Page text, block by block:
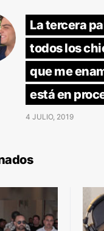
La tercera
todos los
que me
está en
4 JULIO, 2019